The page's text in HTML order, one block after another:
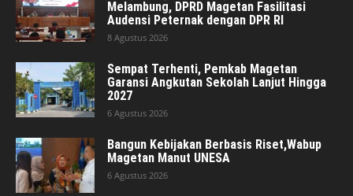
Melambung, DPRD Magetan Fasilitasi
Audensi Peternak dengan DPR RI
8 Agustus 2026
Sempat Terhenti, Pemkab Magetan
Garansi Angkutan Sekolah Lanjut Hingga
2027
6 Agustus 2026
Bangun Kebijakan Berbasis Riset,Wabup
Magetan Manut UNESA
6 Agustus 2026